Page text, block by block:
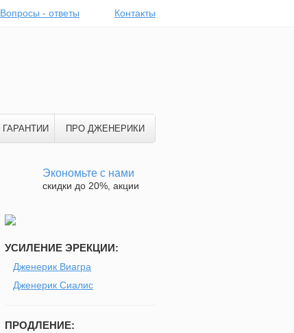
Вопросы - ответы Контакты
ГАРАНТИИ ПРО ДЖЕНЕРИКИ
Экономьте с нами
скидки до 20%, акции
УСИЛЕНИЕ ЭРЕКЦИИ:
Дженерик Виагра
Дженерик Сиалис
ПРОДЛЕНИЕ: